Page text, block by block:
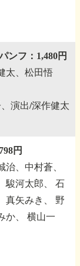
ンフ：1,480円
太、松田悟
演出/深作健太
円
、中村蒼、
河太郎、
石
矢みき、
野
、
横山一